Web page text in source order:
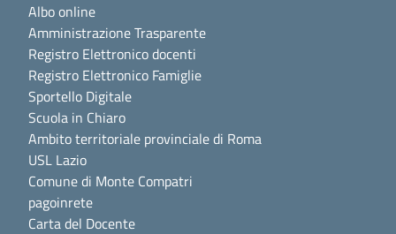
Albo online
Amministrazione Trasparente
Registro Elettronico docenti
Registro Elettronico Famiglie
Sportello Digitale
Scuola in Chiaro
Ambito territoriale provinciale di Roma
USL Lazio
Comune di Monte Compatri
pagoinrete
Carta del Docente